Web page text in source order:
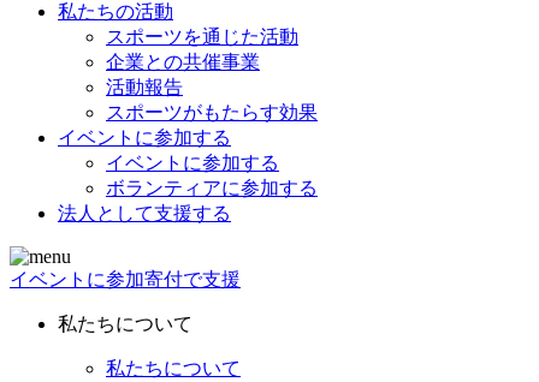
私たちの活動
スポーツを通じた活動
企業との共催事業
活動報告
スポーツがもたらす効果
イベントに参加する
イベントに参加する
ボランティアに参加する
法人として支援する
イベントに参加寄付で支援
私たちについて
私たちについて